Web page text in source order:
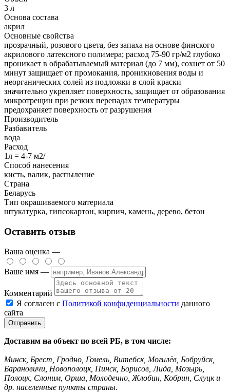
3 л
Основа состава
акрил
Основные свойства
прозрачный, розового цвета, без запаха на основе финского
акрилового латексного полимера; расход 75-90 гр/м2 глубоко
проникает в обрабатываемый материал (до 7 мм), сохнет от 50
минут защищает от промокания, проникновения воды и
неорганических солей из подложки в слой краски
значительно укрепляет поверхность, защищает от образования
микротрещин при резких перепадах температуры
предохраняет поверхность от разрушения
Производитель
Разбавитель
вода
Расход
1л = 4-7 м2/
Способ нанесения
кисть, валик, распыление
Страна
Беларусь
Тип окрашиваемого материала
штукатурка, гипсокартон, кирпич, камень, дерево, бетон
Оставить отзыв
Ваша оценка —
Ваше имя —
Комментарий
Я согласен с Политикой конфиденциальности данного
сайта
Доставим на объект по всей РБ, в том числе:
Минск, Брест, Гродно, Гомель, Витебск, Могилёв, Бобруйск,
Барановичи, Новополоцк, Пинск, Борисов, Лида, Мозырь,
Полоцк, Слоним, Орша, Молодечно, Жлобин, Кобрин, Слуцк и
др. населенные пункты страны.